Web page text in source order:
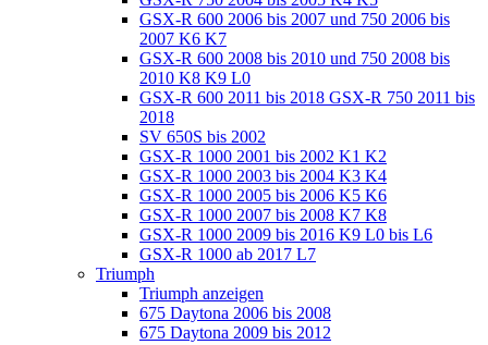
GSX-R 600 2006 bis 2007 und 750 2006 bis
2007 K6 K7
GSX-R 600 2008 bis 2010 und 750 2008 bis
2010 K8 K9 L0
GSX-R 600 2011 bis 2018 GSX-R 750 2011 bis
2018
SV 650S bis 2002
GSX-R 1000 2001 bis 2002 K1 K2
GSX-R 1000 2003 bis 2004 K3 K4
GSX-R 1000 2005 bis 2006 K5 K6
GSX-R 1000 2007 bis 2008 K7 K8
GSX-R 1000 2009 bis 2016 K9 L0 bis L6
GSX-R 1000 ab 2017 L7
Triumph
Triumph anzeigen
675 Daytona 2006 bis 2008
675 Daytona 2009 bis 2012